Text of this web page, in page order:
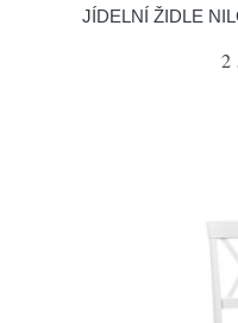
JÍDELNÍ ŽIDLE
2